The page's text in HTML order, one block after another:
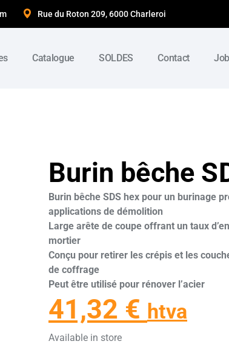
Rue du Roton 209, 6000 Charleroi
Catalogue SOLDES Contact
Burin bêche
Burin bêche SDS hex pour un burinage
applications de démolition
Large arête de coupe offrant un taux
mortier
Conçu pour retirer les crépis et les
de coffrage
Peut être utilisé pour rénover l’acier
41,32 € htva
Available in store